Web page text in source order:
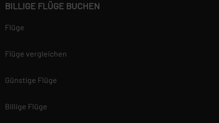
BILLIGE FLÜGE BUCHEN
Flüge
Flüge vergleichen
Günstige Flüge
Billige Flüge